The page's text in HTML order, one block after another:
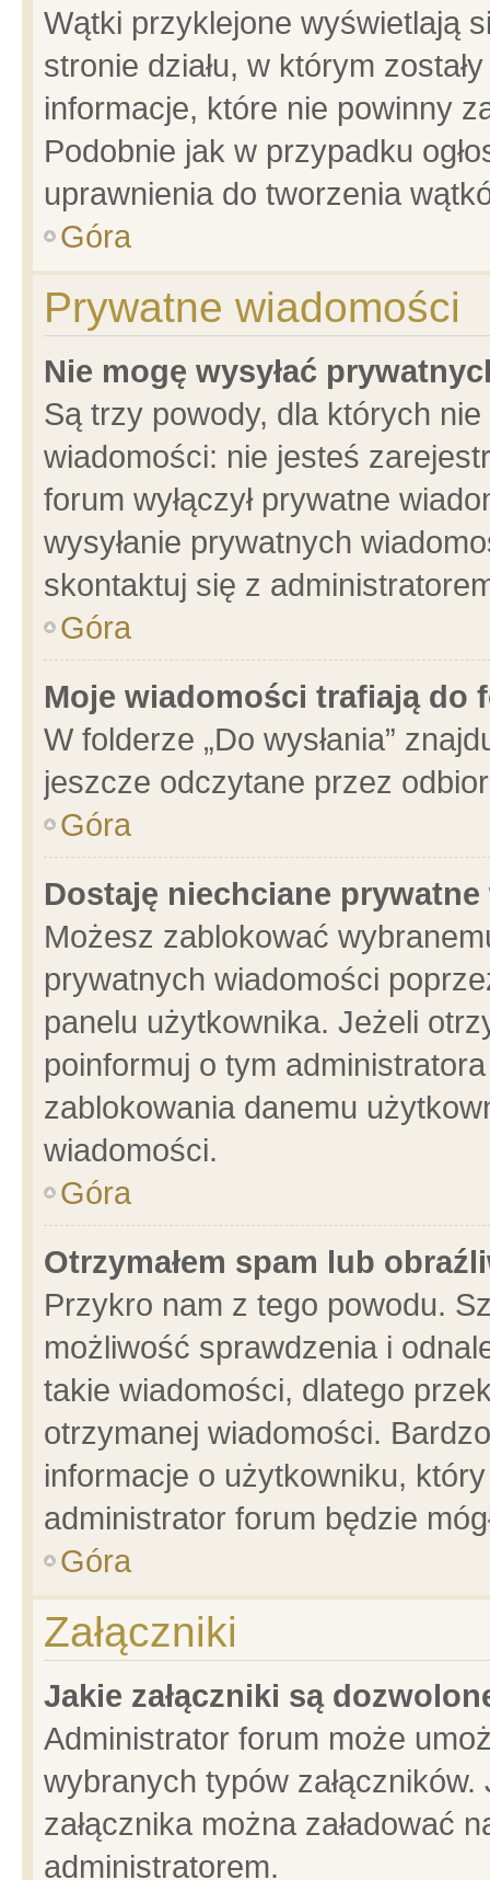
Wątki przyklejone wyświetlają
stronie działu, w którym
informacje, które nie powinny
Podobnie jak w przypadku
uprawnienia do tworzenia
Góra
Prywatne wiadomości
Nie mogę wysyłać
Są trzy powody, dla których
wiadomości: nie jesteś
forum wyłączył prywatne
wysyłanie prywatnych
skontaktuj się z
Góra
Moje wiadomości trafiają do
W folderze „Do wysłania”
jeszcze odczytane przez
Góra
Dostaję niechciane
Możesz zablokować
prywatnych wiadomości
panelu użytkownika. Jeżeli
poinformuj o tym
zablokowania danemu
wiadomości.
Góra
Otrzymałem spam lub
Przykro nam z tego powodu.
możliwość sprawdzenia i
takie wiadomości, dlatego
otrzymanej wiadomości.
informacje o użytkowniku,
administrator forum będzie
Góra
Załączniki
Jakie załączniki są
Administrator forum może
wybranych typów
załącznika można załadować
administratorem.